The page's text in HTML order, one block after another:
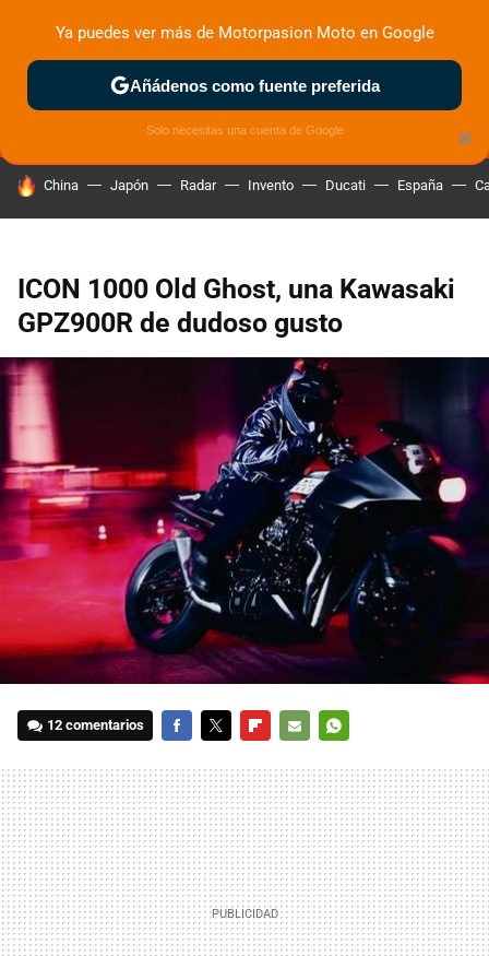
MENÚ NUEVO
ZONA DE PRUEBAS DEPORTIVAS MOTOS ELÉCTRICAS
HOY SE HABLA DE
China Japón Radar Invento Ducati España
ICON 1000 Old Ghost, una Kawasaki
GPZ900R de dudoso gusto
12 comentarios
MAIL
×
Ya puedes ver más de Motorpasion Moto en Google
Añádenos como fuente preferida
Solo necesitas una cuenta de Google